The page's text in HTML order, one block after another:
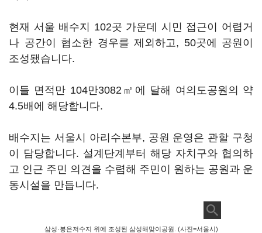
현재 서울 배수지 102곳 가운데 시민 접근이 어렵거
나 공간이 협소한 경우를 제외하고, 50곳에 공원이
조성됐습니다.
이들 면적만 104만3082㎡에 달해 여의도공원의 약
4.5배에 해당합니다.
배수지는 서울시 아리수본부, 공원 운영은 관할 구청
이 담당합니다. 설계단계부터 해당 자치구와 협의하
고 인근 주민 의견을 수렴해 주민이 원하는 공원과 운
동시설을 만듭니다.
삼성·봉은저수지 위에 조성된 삼성해맞이공원. (사진=서울시)